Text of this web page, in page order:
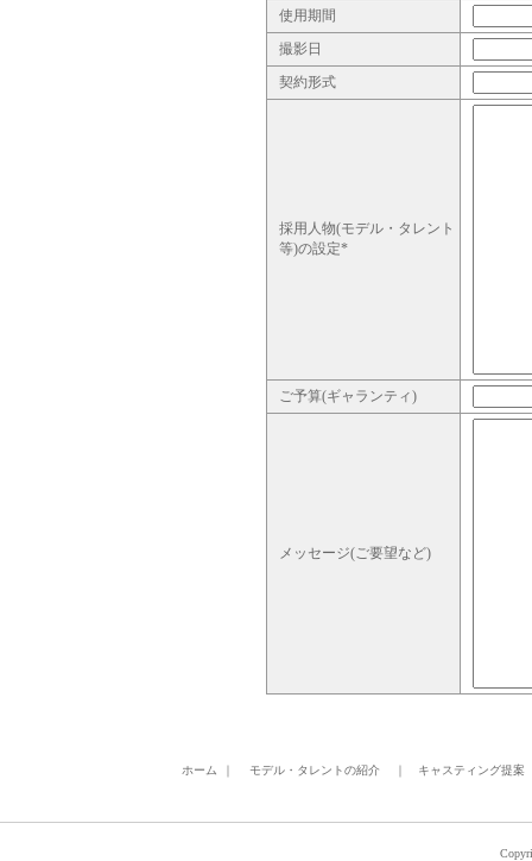
使用期間
撮影日
契約形式
採用人物(モデル・タレント
等)の設定*
ご予算(ギャランティ)
メッセージ(ご要望など)
ホーム ｜ モデル・タレントの紹介 ｜ キャスティング提案